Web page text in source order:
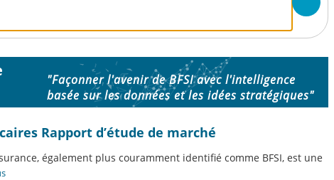
"Façonner l'avenir de BFSI avec l'intelligence
basée sur les données et les idées stratégiques"
Rapport d’étude de marché
également plus couramment identifié comme BFSI, est une